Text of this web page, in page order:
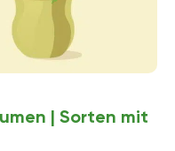
| Sorten mit